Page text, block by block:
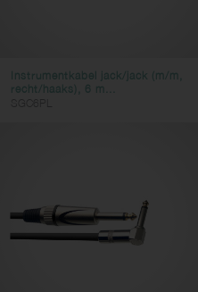
Instrumentkabel jack/jack (m/m,
recht/haaks), 6 m...